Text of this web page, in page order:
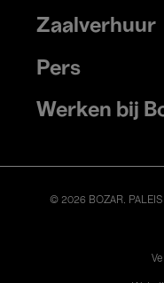
Zaalverhuur
Pers
Werken bij
© 2026 BOZAR. PALEIS